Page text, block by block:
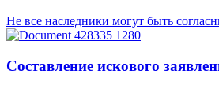
Не все наследники могут быть
Составление искового